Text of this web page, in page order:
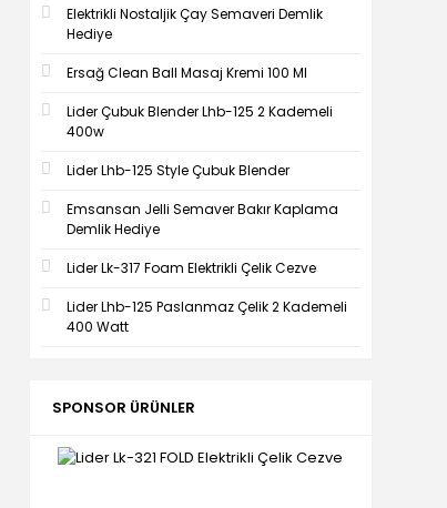
Elektrikli Nostaljik Çay Semaveri Demlik
Hediye
Ersağ Clean Ball Masaj Kremi 100 Ml
Lider Çubuk Blender Lhb-125 2 Kademeli
400w
Lider Lhb-125 Style Çubuk Blender
Emsansan Jelli Semaver Bakır Kaplama
Demlik Hediye
Lider Lk-317 Foam Elektrikli Çelik Cezve
Lider Lhb-125 Paslanmaz Çelik 2 Kademeli
400 Watt
SPONSOR ÜRÜNLER